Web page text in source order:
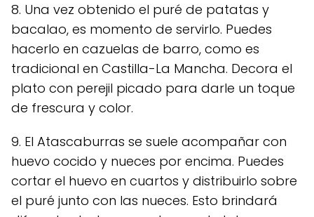
8. Una vez obtenido el puré de patatas y
bacalao, es momento de servirlo. Puedes
hacerlo en cazuelas de barro, como es
tradicional en Castilla-La Mancha. Decora el
plato con perejil picado para darle un toque
de frescura y color.
9. El Atascaburras se suele acompañar con
huevo cocido y nueces por encima. Puedes
cortar el huevo en cuartos y distribuirlo sobre
el puré junto con las nueces. Esto brindará